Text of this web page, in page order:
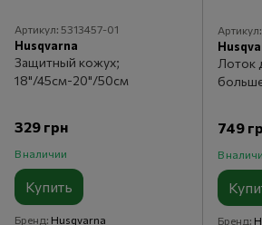
Артикул: 5313457-01
Husqvarna
Защитный кожух;
18"/45см-20"/50см
329 грн
В наличии
Купить
Бренд Husqvarna
Лоток
749
В
Бренд